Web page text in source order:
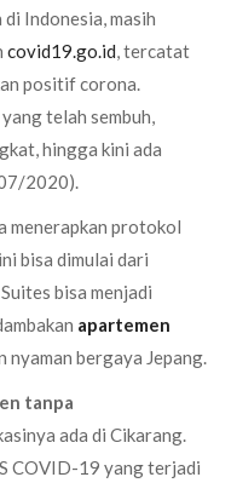
Indonesia, masih
covid19.go.id, tercatat
positif corona.
telah sembuh,
hingga kini ada
2020).
menerapkan protokol
bisa dimulai dari
bisa menjadi
apartemen
nyaman bergaya Jepang.
tanpa
ada di Cikarang.
COVID-19 yang terjadi